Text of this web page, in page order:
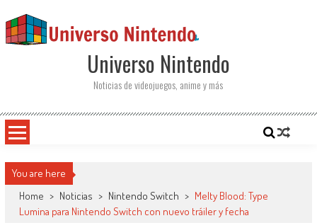
Universo Nintendo
Noticias de videojuegos, anime y más
You are here
Home > Noticias > Nintendo Switch > Melty Blood: Type
Lumina para Nintendo Switch con nuevo tráiler y fecha